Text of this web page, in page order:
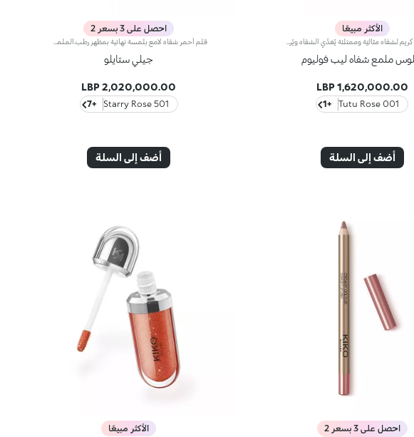
الأكثر مبيعًا
ملمع شفاه ليب فوليوم
1,620,000.00 LBP
001 Tutu Rose
+1
أضف إلى السلة
احصل على 3 بسعر 2
جيلي ستايلو
2,020,000.00 LBP
501 Starry Rose
+7
أضف إلى السلة
احصل على 3 بسعر 2
الأكثر مبيعًا